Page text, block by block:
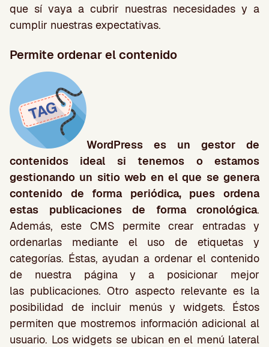
que sí vaya a cubrir nuestras necesidades y a
cumplir nuestras expectativas.
Permite ordenar el contenido
WordPress es un gestor de
contenidos ideal si tenemos o estamos
gestionando un sitio web en el que se genera
contenido de forma periódica, pues ordena
estas publicaciones de forma cronológica.
Además, este CMS permite crear entradas y
ordenarlas mediante el uso de etiquetas y
categorías. Éstas, ayudan a ordenar el contenido
de nuestra página y a posicionar mejor
las publicaciones. Otro aspecto relevante es la
posibilidad de incluir menús y widgets. Éstos
permiten que mostremos información adicional al
usuario. Los widgets se ubican en el menú lateral